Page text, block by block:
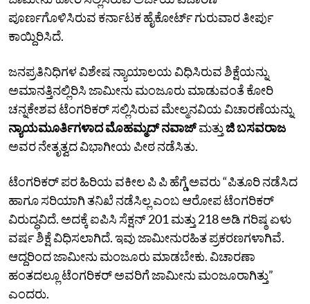
ಪೂರ್ಣಗೊಳಿಸಿರುವ ಕರ್ನಾಟಕ ಹೈಕೋರ್ಟ್ ಗುರುವಾರ ತೀರ್ಪು
ಕಾಯ್ದಿರಿಸಿದೆ.
ಜನಪ್ರತಿನಿಧಿಗಳ ವಿಶೇಷ ನ್ಯಾಯಾಲಯ ವಿಧಿಸಿರುವ ಶಿಕ್ಷೆಯನ್ನು
ಅಮಾನತ್ತಿನಲ್ಲಿರಿಸಿ ಜಾಮೀನು ಮಂಜೂರು ಮಾಡುವಂತೆ ಕೋರಿ
ಚನ್ನಕೇಶವ ಟೆಂಗರಿಕರ್ ಸಲ್ಲಿಸಿರುವ ಮೇಲ್ಮನವಿಯ ವಿಚಾರಣೆಯನ್ನು
ನ್ಯಾಯಮೂರ್ತಿಗಳಾದ ಮೊಹಮ್ಮದ್ ನವಾಜ್ಮತ್ತುಜಿ ಬಸವರಾಜ
ಅವರ ನೇತೃತ್ವದ ವಿಭಾಗೀಯ ಪೀಠ ನಡೆಸಿತು.
ಟೆಂಗರಿಕರ್ ಪರ ಹಿರಿಯ ವಕೀಲ ಪಿ ಪಿ ಹೆಗ್ಡೆ ಅವರು “ಪಿತೂರಿ ನಡೆಸಿದ
ಹಾಗೂ ಸರಿಯಾಗಿ ತನಿಖೆ ನಡೆಸಿಲ್ಲ ಎಂಬ ಆರೋಪ ಟೆಂಗರಿಕರ್‌
ವಿರುದ್ಧವಿದೆ. ಅದಕ್ಕೆ ಐಪಿಸಿ ಸೆಕ್ಷನ್‌ 201 ಮತ್ತು 218 ಅಡಿ ಗರಿಷ್ಠ ಏಳು
ವರ್ಷ ಶಿಕ್ಷೆ ವಿಧಿಸಲಾಗಿದೆ. ಇವು ಜಾಮೀನುರಹಿತ ಪ್ರಕರಣಗಳಾಗಿವೆ.
ಆದ್ದರಿಂದ ಜಾಮೀನು ಮಂಜೂರು ಮಾಡಬೇಕು. ವಿಚಾರಣಾ
ಹಂತದಲ್ಲೂ ಟೆಂಗರಿಕರ್‌ ಅವರಿಗೆ ಜಾಮೀನು ಮಂಜೂರಾಗಿತ್ತು”
ಎಂದರು.